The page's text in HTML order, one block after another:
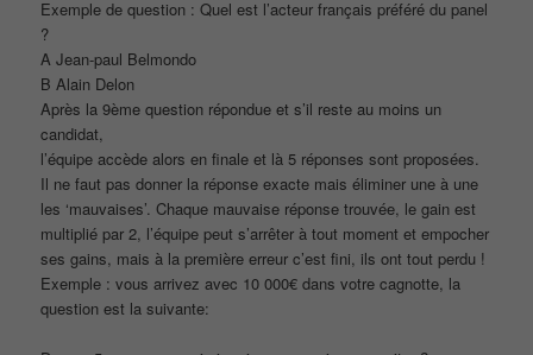
Exemple de question : Quel est l’acteur français préféré du panel
?
A Jean-paul Belmondo
B Alain Delon
Après la 9ème question répondue et s’il reste au moins un
candidat,
l’équipe accède alors en finale et là 5 réponses sont proposées.
Il ne faut pas donner la réponse exacte mais éliminer une à une
les ‘mauvaises’. Chaque mauvaise réponse trouvée, le gain est
multiplié par 2, l’équipe peut s’arrêter à tout moment et empocher
ses gains, mais à la première erreur c’est fini, ils ont tout perdu !
Exemple : vous arrivez avec 10 000€ dans votre cagnotte, la
question est la suivante: